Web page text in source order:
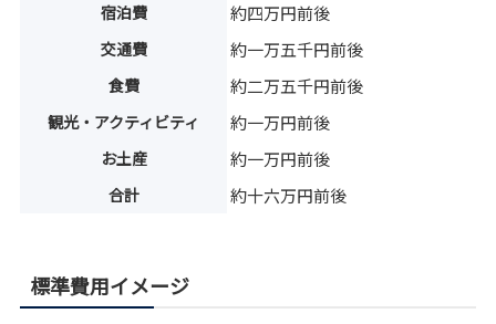
宿泊費 約四万円前後
交通費 約一万五千円前後
食費 約二万五千円前後
観光・アクティビティ 約一万円前後
お土産 約一万円前後
合計 約十六万円前後
標準費用イメージ